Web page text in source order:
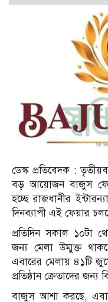
ডেস্ক প্রতিবেদক :
বড় আয়োজন বাজুস
হচ্ছে রাজধানীর
দিনব্যাপী এই ফেয়ার
প্রতিদিন সকাল ১০টা
জন্য মেলা উম্মুক্ত
এবারের মেলায় ৪১টি
প্রতিষ্ঠান ক্রেতাদের
বাজুস আশা করছে,